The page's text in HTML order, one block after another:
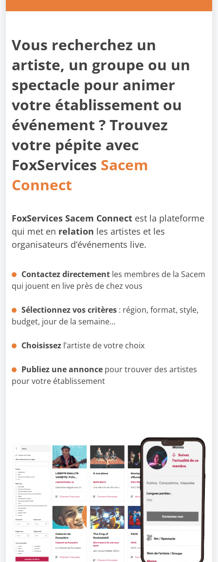
Vous recherchez un
artiste, un groupe ou un
spectacle pour animer
votre établissement ou
événement ? Trouvez
votre pépite avec
FoxServices Sacem
Connect
FoxServices Sacem Connect est la plateforme
qui met en relation les artistes et les
organisateurs d’événements live.
Contactez directement les membres de la Sacem
qui jouent en live près de chez vous
Sélectionnez vos critères : région, format, style,
budget, jour de la semaine…
Choisissez l’artiste de votre choix
Publiez une annonce pour trouver des artistes
pour votre établissement